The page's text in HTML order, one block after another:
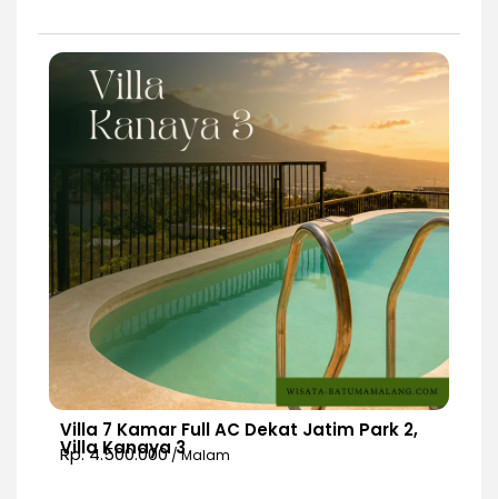
Villa 7 Kamar Full AC Dekat Jatim Park 2,
Villa Kanaya 3
Rp. 4.500.000/ Malam